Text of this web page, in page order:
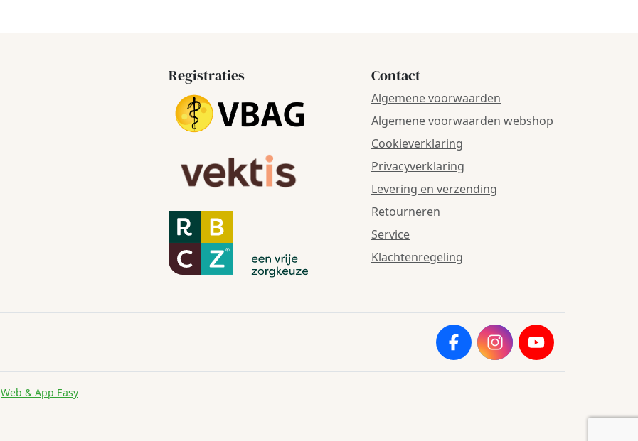
Registraties Contact
Algemene voorwaarden
Algemene voorwaarden webshop
Cookieverklaring
Privacyverklaring
Levering en verzending
Retourneren
Service
Klachtenregeling
Web & App Easy